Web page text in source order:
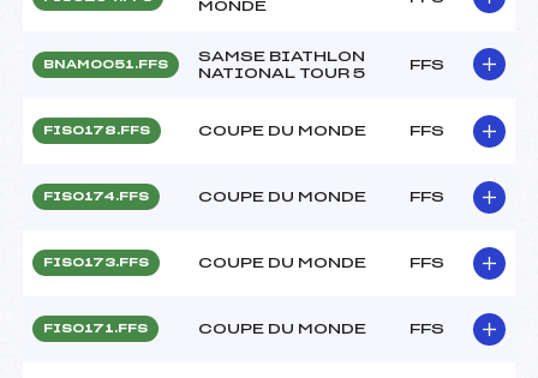
MONDE
BNAM0051.FFS
SAMSE BIATHLON
NATIONAL TOUR 5
FFS
FIS0178.FFS COUPE DU MONDE FFS
FIS0174.FFS COUPE DU MONDE FFS
FIS0173.FFS COUPE DU MONDE FFS
FIS0171.FFS COUPE DU MONDE FFS